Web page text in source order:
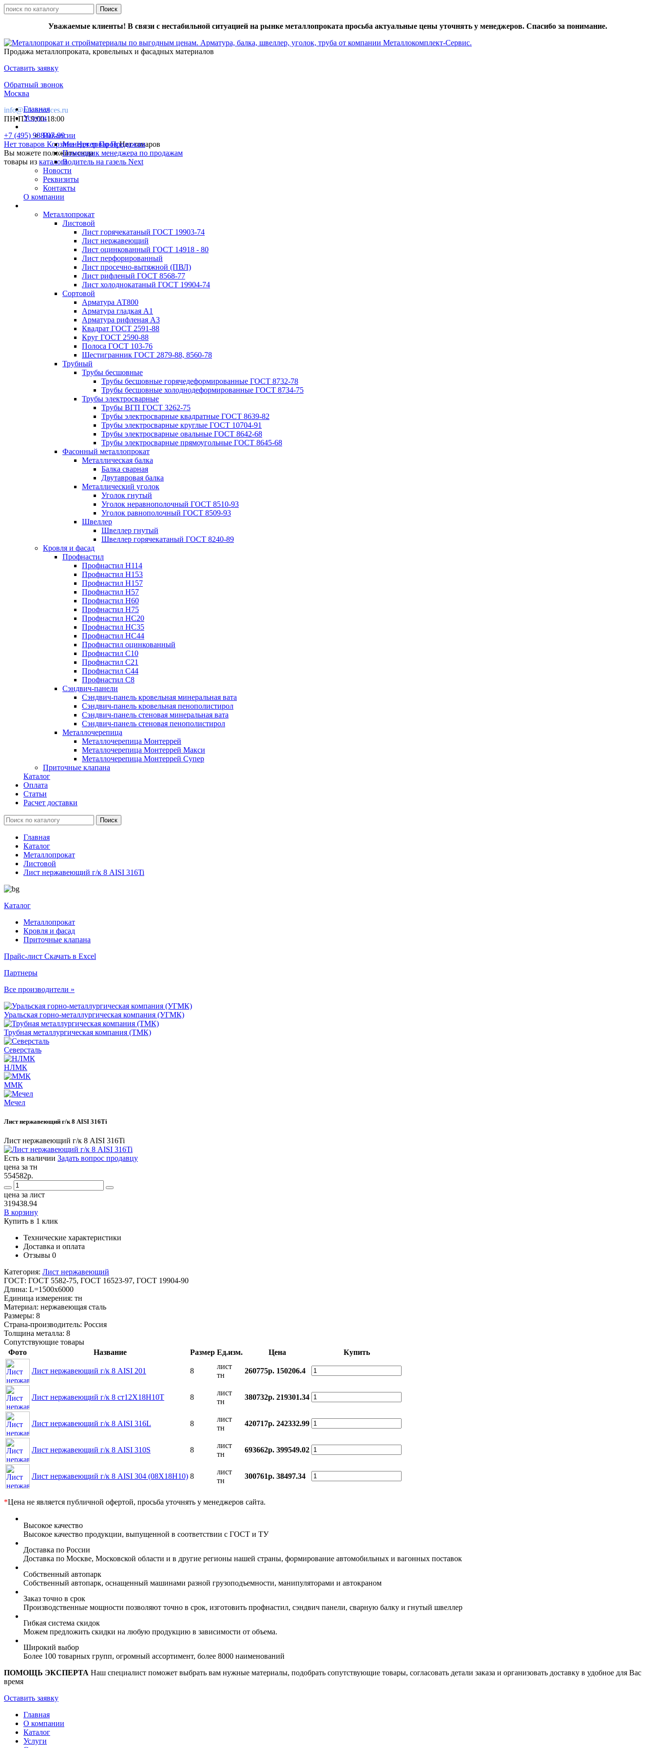
Уважаемые клиенты! В связи с нестабильной ситуацией на рынке металлопроката просьба актуальные цены уточнять у менеджеров. Спасибо за понимание.
Продажа металлопроката, кровельных и фасадных материалов
Оставить заявку
Обратный звонок
Москва
info@mk-services.ru
ПН-ПТ 9:00-18:00
+7 (495) 988-97-99
Нет товаров КорзинаНет товаровНет товаров
Вы можете положить сюда
товары из каталога
Главная
Услуги
Вакансии
Менеджер По Продажам
Помощник менеджера по продажам
Водитель на газель Next
Новости
Реквизиты
Контакты
О компании
Металлопрокат
Листовой
Лист горячекатаный ГОСТ 19903-74
Лист нержавеющий
Лист оцинкованный ГОСТ 14918 - 80
Лист перфорированный
Лист просечно-вытяжной (ПВЛ)
Лист рифленый ГОСТ 8568-77
Лист холоднокатаный ГОСТ 19904-74
Сортовой
Арматура АТ800
Арматура гладкая А1
Арматура рифленая А3
Квадрат ГОСТ 2591-88
Круг ГОСТ 2590-88
Полоса ГОСТ 103-76
Шестигранник ГОСТ 2879-88, 8560-78
Трубный
Трубы бесшовные
Трубы бесшовные горячедеформированные ГОСТ 8732-78
Трубы бесшовные холоднодеформированные ГОСТ 8734-75
Трубы электросварные
Трубы ВГП ГОСТ 3262-75
Трубы электросварные квадратные ГОСТ 8639-82
Трубы электросварные круглые ГОСТ 10704-91
Трубы электросварные овальные ГОСТ 8642-68
Трубы электросварные прямоугольные ГОСТ 8645-68
Фасонный металлопрокат
Металлическая балка
Балка сварная
Двутавровая балка
Металлический уголок
Уголок гнутый
Уголок неравнополочный ГОСТ 8510-93
Уголок равнополочный ГОСТ 8509-93
Швеллер
Швеллер гнутый
Швеллер горячекатаный ГОСТ 8240-89
Кровля и фасад
Профнастил
Профнастил Н114
Профнастил Н153
Профнастил Н157
Профнастил Н57
Профнастил Н60
Профнастил Н75
Профнастил НС20
Профнастил НС35
Профнастил НС44
Профнастил оцинкованный
Профнастил С10
Профнастил С21
Профнастил С44
Профнастил С8
Сэндвич-панели
Сэндвич-панель кровельная минеральная вата
Сэндвич-панель кровельная пенополистирол
Сэндвич-панель стеновая минеральная вата
Сэндвич-панель стеновая пенополистирол
Металлочерепица
Металлочерепица Монтеррей
Металлочерепица Монтеррей Макси
Металлочерепица Монтеррей Супер
Приточные клапана
Каталог
Оплата
Статьи
Расчет доставки
Главная
Каталог
Металлопрокат
Листовой
Лист нержавеющий г/к 8 AISI 316Ti
Каталог
Металлопрокат
Кровля и фасад
Приточные клапана
Прайс-лист Скачать в Excel
Партнеры
Все производители »
Уральская горно-металлургическая компания (УГМК)
Трубная металлургическая компания (ТМК)
Северсталь
НЛМК
ММК
Мечел
Лист нержавеющий г/к 8 AISI 316Ti
Лист нержавеющий г/к 8 AISI 316Ti
Есть в наличии Задать вопрос продавцу
цена за тн
554582р.
цена за лист
319438.94
В корзину
Купить в 1 клик
Технические характеристики
Доставка и оплата
Отзывы 0
Категория: Лист нержавеющий
ГОСТ: ГОСТ 5582-75, ГОСТ 16523-97, ГОСТ 19904-90
Длина: L=1500x6000
Единица измерения: тн
Материал: нержавеющая сталь
Размеры: 8
Страна-производитель: Россия
Толщина металла: 8
Сопутствующие товары
Фото
Название Размер Ед.изм. Цена Купить
Лист нержавеющий г/к 8 AISI 201 8
лист
тн
260775р. 150206.4
Лист нержавеющий г/к 8 ст12Х18Н10Т 8
лист
тн
380732р. 219301.34
Лист нержавеющий г/к 8 AISI 316L 8
лист
тн
420717р. 242332.99
Лист нержавеющий г/к 8 AISI 310S 8
лист
тн
693662р. 399549.02
Лист нержавеющий г/к 8 AISI 304 (08Х18Н10) 8
лист
тн
300761р. 38497.34
*Цена не является публичной офертой, просьба уточнять у менеджеров сайта.
Высокое качество
Высокое качество продукции, выпущенной в соответствии с ГОСТ и ТУ
Доставка по России
Доставка по Москве, Московской области и в другие регионы нашей страны, формирование автомобильных и вагонных поставок
Собственный автопарк
Собственный автопарк, оснащенный машинами разной грузоподъемности, манипуляторами и автокраном
Заказ точно в срок
Производственные мощности позволяют точно в срок, изготовить профнастил, сэндвич панели, сварную балку и гнутый швеллер
Гибкая система скидок
Можем предложить скидки на любую продукцию в зависимости от объема.
Широкий выбор
Более 100 товарных групп, огромный ассортимент, более 8000 наименований
ПОМОЩЬ ЭКСПЕРТА Наш специалист поможет выбрать вам нужные материалы, подобрать сопутствующие товары, согласовать детали заказа и организовать доставку в удобное для Вас
время
Оставить заявку
Главная
О компании
Каталог
Услуги